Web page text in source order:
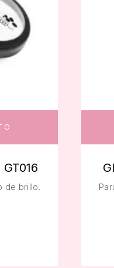
de brillo.